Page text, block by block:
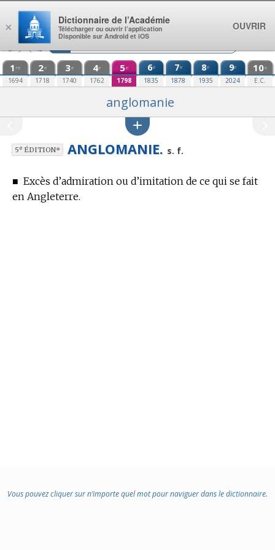
Aller au contenu
1 re
1694
2e
1718
3e
1740
4e
1762
5e
1798
6e
1835
7e
1878
8e
1935
9e
2024
10e
E.C.
anglomanie
5eÉDITION* ANGLOMANIE. s. f.
■ Excès d’admiration ou d’imitation de ce qui se fait
en Angleterre.
Vous pouvez cliquer sur n’importe quel mot pour naviguer dans le dictionnaire.
×
Dictionnaire de l’Académie
Télécharger ou ouvrir l’application
Disponible sur Android et iOS
OUVRIR